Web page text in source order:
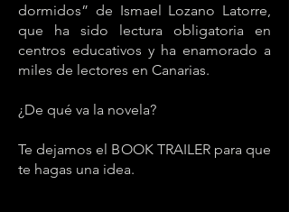
dormidos” de Ismael Lozano Latorre,
que ha sido lectura obligatoria en
centros educativos y ha enamorado a
miles de lectores en Canarias.
¿De qué va la novela?
Te dejamos el BOOK TRAILER para que
te hagas una idea.